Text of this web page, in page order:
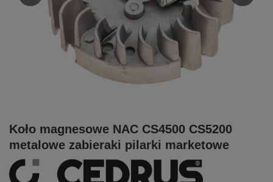
Koło magnesowe NAC CS4500 CS5200
metalowe zabieraki pilarki marketowe